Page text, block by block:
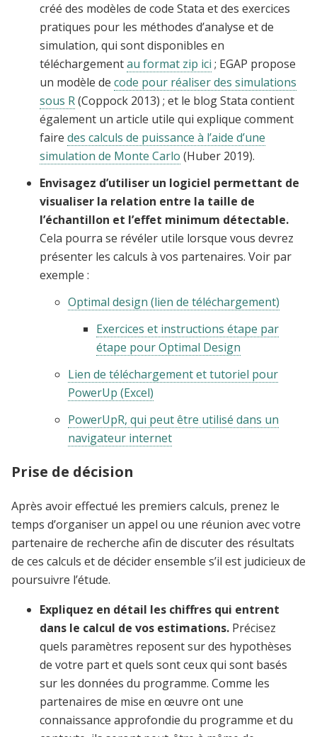
créé des modèles de code Stata et des exercices
pratiques pour les méthodes d’analyse et de
simulation, qui sont disponibles en
téléchargementau format zip ici ; EGAP propose
un modèle de code pour réaliser des simulations
sous R(Coppock 2013) ; et le blog Stata contient
également un article utile qui explique comment
faire des calculs de puissance à l’aide d’une
simulation de Monte Carlo (Huber 2019).
Envisagez d’utiliser un logiciel permettant de
visualiser la relation entre la taille de
l’échantillon et l’effet minimum détectable.
Cela pourra se révéler utile lorsque vous devrez
présenter les calculs à vos partenaires. Voir par
exemple :
Optimal design (lien de téléchargement)
Exercices et instructions étape par
étape pour Optimal Design
Lien de téléchargement et tutoriel pour
PowerUp (Excel)
PowerUpR, qui peut être utilisé dans un
navigateur internet
Prise de décision
Après avoir effectué les premiers calculs, prenez le
temps d’organiser un appel ou une réunion avec votre
partenaire de recherche afin de discuter des résultats
de ces calculs et de décider ensemble s’il est judicieux de
poursuivre l’étude.
Expliquez en détail les chiffres qui entrent
dans le calcul de vos estimations. Précisez
quels paramètres reposent sur des hypothèses
de votre part et quels sont ceux qui sont basés
sur les données du programme. Comme les
partenaires de mise en œuvre ont une
connaissance approfondie du programme et du